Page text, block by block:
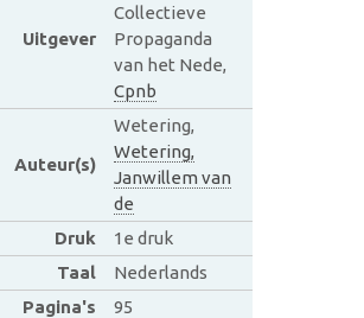
Uitgever
Collectieve
Propaganda
van het Nede,
Cpnb
Auteur(s)
Wetering,
Wetering,
Janwillem van
de
Druk
1e druk
Taal
Nederlands
Pagina's
95